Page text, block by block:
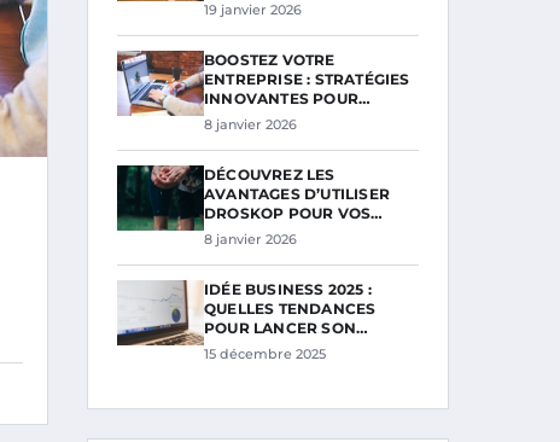
19 janvier 2026
BOOSTEZ VOTRE
ENTREPRISE : STRATÉGIES
INNOVANTES POUR…
8 janvier 2026
DÉCOUVREZ LES
AVANTAGES D’UTILISER
DROSKOP POUR VOS…
8 janvier 2026
IDÉE BUSINESS 2025 :
QUELLES TENDANCES
POUR LANCER SON…
15 décembre 2025